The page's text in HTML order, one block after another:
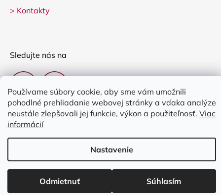
Používame súbory cookie, aby sme vám umožnili
pohodlné prehliadanie webovej stránky a vďaka analýze
neustále zlepšovali jej funkcie, výkon a použiteľnosť. Viac
informácií
Nastavenie
Odmietnuť Súhlasím
> Kontakty
Sledujte nás na